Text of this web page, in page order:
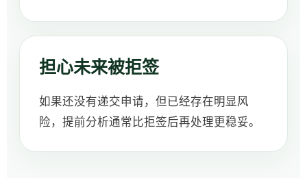
担心未来被拒签
如果还没有递交申请，但已经存在明显风
险，提前分析通常比拒签后再处理更稳妥。